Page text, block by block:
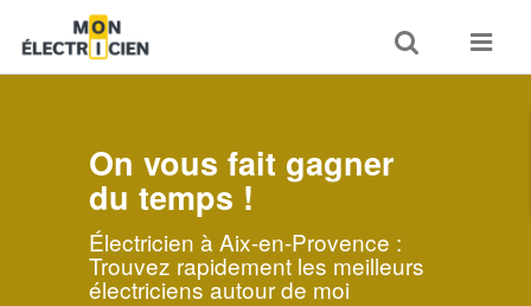
Toggle
search
Toggle
On vous fait gagner
du temps !
Électricien à Aix-en-Provence :
Trouvez rapidement les meilleurs
électriciens autour de moi